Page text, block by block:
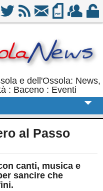
e dell'Ossola: News,
: Baceno : Eventi
al Passo
canti, musica e
sancire che